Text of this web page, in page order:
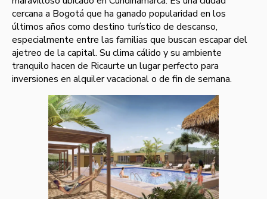
cercana a Bogotá que ha ganado popularidad en los
últimos años como destino turístico de descanso,
especialmente entre las familias que buscan escapar del
ajetreo de la capital. Su clima cálido y su ambiente
tranquilo hacen de Ricaurte un lugar perfecto para
inversiones en alquiler vacacional o de fin de semana.